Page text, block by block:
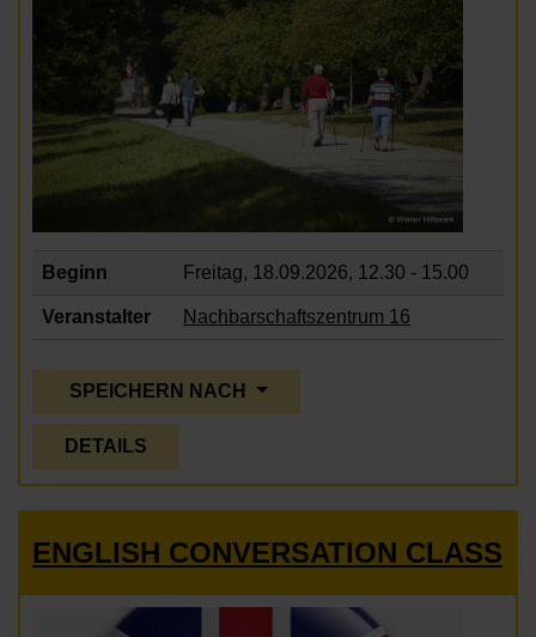
Beginn Freitag, 18.09.2026, 12.30 - 15.00
Veranstalter Nachbarschaftszentrum 16
SPEICHERN NACH
DETAILS
ENGLISH CONVERSATION CLASS